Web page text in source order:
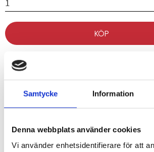
Samtycke Information
Denna webbplats använder cookies
Vi använder enhetsidentifierare för att
KÖP
Lagerstatus
Lätt och smidigt fallskyddsblock med
kopplingslina (längd 2m). Med detta